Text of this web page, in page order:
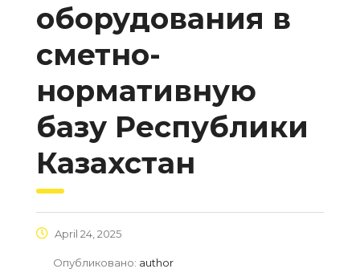
оборудования в
сметно-
нормативную
базу Республики
Казахстан
April 24, 2025
Опубликовано: author